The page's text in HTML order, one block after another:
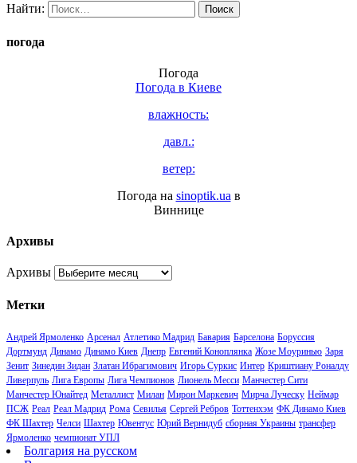
Найти:
погода
Погода
Погода в Киеве
влажность:
давл.:
ветер:
Погода на sinoptik.ua в
Виннице
Архивы
Архивы
Метки
Андрей Ярмоленко Арсенал Атлетико Мадрид Бавария Барселона Боруссия
Дортмунд Динамо Динамо Киев Днепр Евгений Коноплянка Жозе Моуринью Заря
Зенит Зинедин Зидан Златан Ибрагимович Игорь Суркис Интер Криштиану Роналду
Ливерпуль Лига Европы Лига Чемпионов Лионель Месси Манчестер Сити
Манчестер Юнайтед Металлист Милан Мирон Маркевич Мирча Луческу Неймар
ПСЖ Реал Реал Мадрид Рома Севилья Сергей Ребров Тоттенхэм ФК Динамо Киев
ФК Шахтер Челси Шахтер Ювентус Юрий Вернидуб сборная Украины трансфер
Ярмоленко чемпионат УПЛ
Болгария на русском